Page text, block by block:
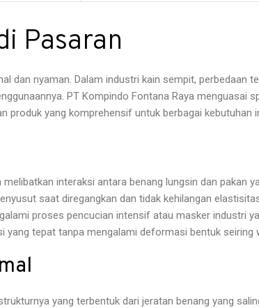
Pasaran
nyaman. Dalam industri kain sempit, perbedaan
PT Kompindo Fontana Raya menguasai
produk yang komprehensif untuk berbagai kebutuhan
interaksi antara benang lungsin dan pakan
saat diregangkan dan tidak kehilangan
proses pencucian intensif atau masker industri
tepat tanpa mengalami deformasi bentuk seiring
yang terbentuk dari jeratan benang yang